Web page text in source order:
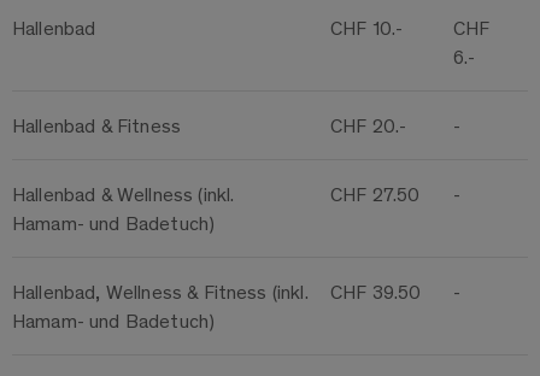
Hallenbad CHF 10.-
CHF
6.-
Hallenbad & Fitness CHF 20.- -
Hallenbad & Wellness (inkl.
Hamam- und Badetuch)
CHF 27.50 -
Hallenbad, Wellness & Fitness (inkl.
Hamam- und Badetuch)
CHF 39.50 -